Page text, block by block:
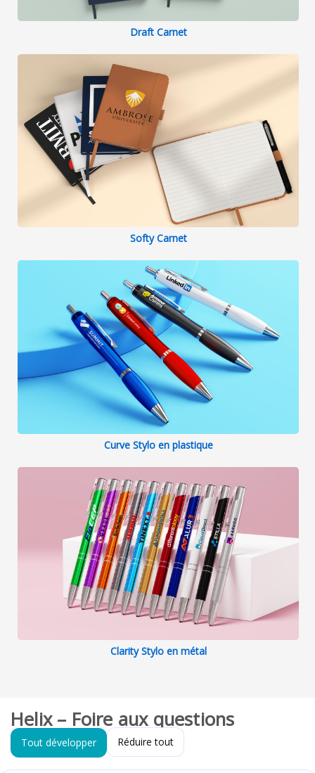
Draft Carnet
Softy Carnet
Curve Stylo en plastique
Clarity Stylo en métal
Helix – Foire aux questions
Tout développer Réduire tout